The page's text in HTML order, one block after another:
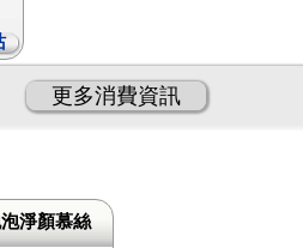
更多消費資訊
淨顏慕絲